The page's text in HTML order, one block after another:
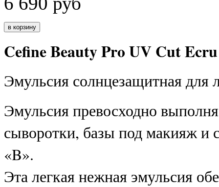
Cefine Beauty Pro UV Cut
Эмульсия солнцезащитная для
Эмульсия превосходно
сыворотки, базы под макияж и
«B».
Эта легкая нежная эмульсия